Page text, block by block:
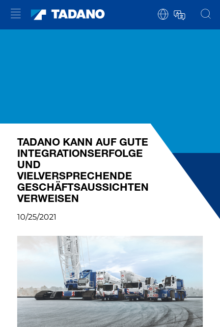
TADANO KANN AUF GUTE
INTEGRATIONSERFOLGE
UND
VIELVERSPRECHENDE
GESCHÄFTSAUSSICHTEN
VERWEISEN
10/25/2021